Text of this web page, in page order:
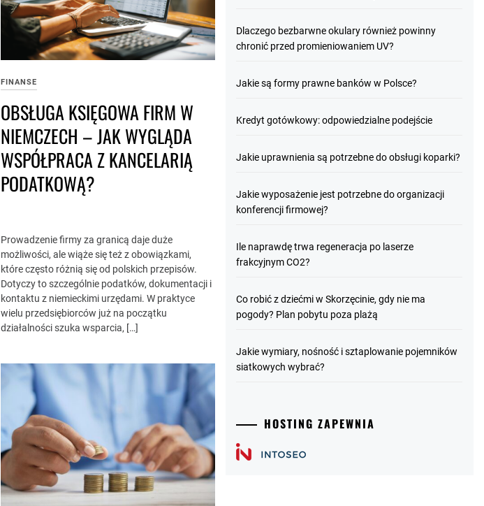
FINANSE
OBSŁUGA KSIĘGOWA FIRM W
NIEMCZECH – JAK WYGLĄDA
WSPÓŁPRACA Z KANCELARIĄ
PODATKOWĄ?
Prowadzenie firmy za granicą daje duże
możliwości, ale wiąże się też z obowiązkami,
które często różnią się od polskich przepisów.
Dotyczy to szczególnie podatków, dokumentacji i
kontaktu z niemieckimi urzędami. W praktyce
wielu przedsiębiorców już na początku
działalności szuka wsparcia, […]
Dlaczego bezbarwne okulary również powinny
chronić przed promieniowaniem UV?
Jakie są formy prawne banków w Polsce?
Kredyt gotówkowy: odpowiedzialne podejście
Jakie uprawnienia są potrzebne do obsługi koparki?
Jakie wyposażenie jest potrzebne do organizacji
konferencji firmowej?
Ile naprawdę trwa regeneracja po laserze
frakcyjnym CO2?
Co robić z dziećmi w Skorzęcinie, gdy nie ma
pogody? Plan pobytu poza plażą
Jakie wymiary, nośność i sztaplowanie pojemników
siatkowych wybrać?
HOSTING ZAPEWNIA